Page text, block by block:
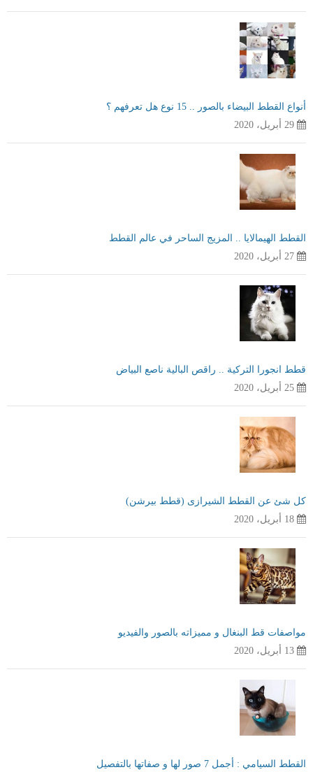
أنواع القطط البيضاء بالصور .. 15 نوع هل تعرفهم ؟
29 أبريل، 2020
القطط الهيمالايا .. المزيج الساحر في عالم القطط
27 أبريل، 2020
قطط انجورا التركية .. راقص البالية ناصع البياض
25 أبريل، 2020
كل شئ عن القطط الشيرازى (قطط بيرشن)
18 أبريل، 2020
مواصفات قط البنغال و مميزاته بالصور والفيديو
13 أبريل، 2020
القطط السيامي : أجمل 7 صور لها و صفاتها بالتفصيل